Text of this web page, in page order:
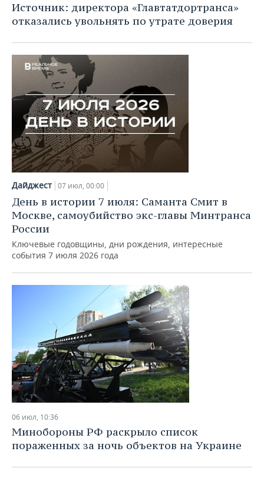
Источник: директора «Главтатдортранса»
отказались увольнять по утрате доверия
Дайджест 07 июл, 00:00
День в истории 7 июля: Саманта Смит в
Москве, самоубийство экс-главы Минтранса
России
Ключевые годовщины, дни рождения, интересные
события 7 июля 2026 года
06 июл, 10:36
Минобороны РФ раскрыло список
пораженных за ночь объектов на Украине